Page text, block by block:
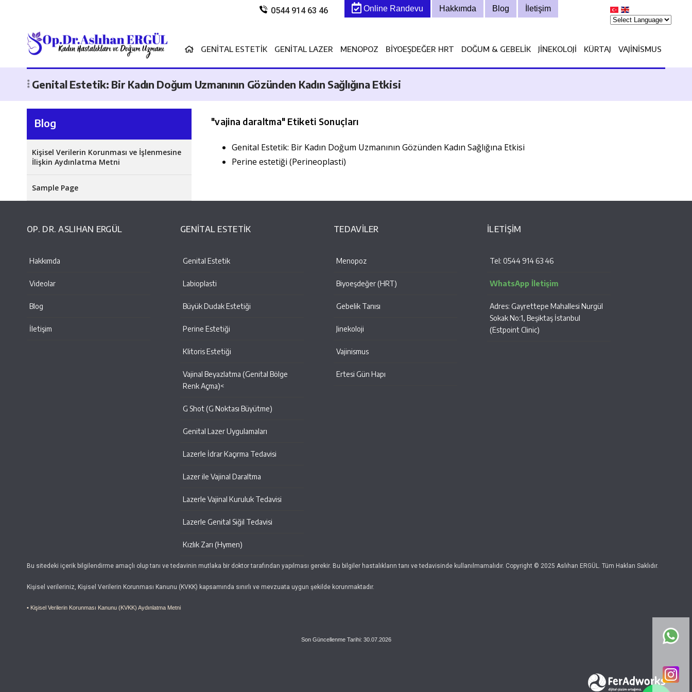
Online Randevu Hakkımda Blog İletişim
0544 914 63 46
GENITAL ESTETIK GENITAL LAZER MENOPOZ BIYOEŞDEĞER HRT DOĞUM & GEBELIK JINEKOLOJI KÜRTAJ VAJINISMUS
Genital Estetik: Bir Kadın Doğum Uzmanının Gözünden Kadın Sağlığına Etkisi
Blog
Kişisel Verilerin Korunması ve İşlenmesine
İlişkin Aydınlatma Metni
Sample Page
"vajina daraltma" Etiketi Sonuçları
Genital Estetik: Bir Kadın Doğum Uzmanının Gözünden Kadın Sağlığına Etkisi
Perine estetiği (Perineoplasti)
OP. DR. ASLIHAN ERGÜL
Hakkımda
Videolar
Blog
İletişim
GENİTAL ESTETİK
Genital Estetik
Labioplasti
Büyük Dudak Estetiği
Perine Estetiği
Klitoris Estetiği
Vajinal Beyazlatma (Genital Bölge
Renk Açma)<
G Shot (G Noktası Büyütme)
Genital Lazer Uygulamaları
Lazerle İdrar Kaçırma Tedavisi
Lazer ile Vajinal Daraltma
Lazerle Vajinal Kuruluk Tedavisi
Lazerle Genital Siğil Tedavisi
Kızlık Zarı (Hymen)
TEDAVİLER
Menopoz
Biyoeşdeğer (HRT)
Gebelik Tanısı
Jinekoloji
Vajinismus
Ertesi Gün Hapı
İLETİŞİM
Tel: 0544 914 63 46
WhatsApp İletişim
Adres: Gayrettepe Mahallesi Nurgül
Sokak No:1, Beşiktaş İstanbul
(Estpoint Clinic)
Bu sitedeki içerik bilgilendirme amaçlı olup tanı ve tedavinin mutlaka bir doktor tarafından yapılması gerekir. Bu bilgiler hastalıkların tanı ve tedavisinde kullanılmamalıdır. Copyright © 2025 Aslıhan ERGÜL. Tüm Hakları Saklıdır.
Kişisel verileriniz, Kişisel Verilerin Korunması Kanunu (KVKK) kapsamında sınırlı ve mevzuata uygun şekilde korunmaktadır.
• Kişisel Verilerin Korunması Kanunu (KVKK) Aydınlatma Metni
Son Güncellenme Tarihi: 30.07.2026